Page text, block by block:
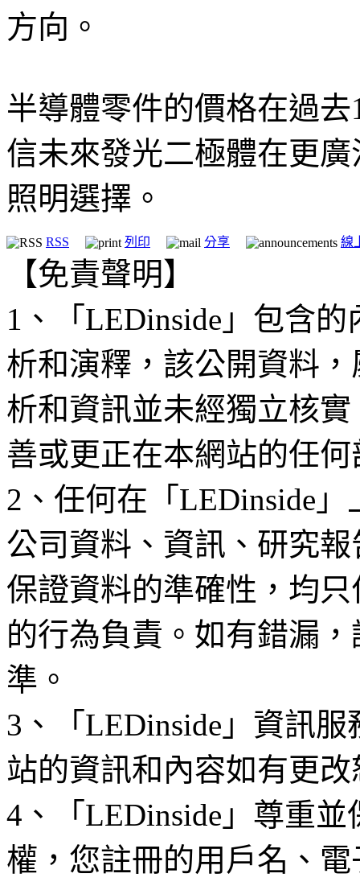
方向。
半導體零件的價格在過
信未來發光二極體在更
照明選擇。
RSS 列印 分享 線
【免責聲明】
1、「LEDinside」包含
析和演釋，該公開資料
析和資訊並未經獨立核
善或更正在本網站的任
2、任何在「LEDinside
公司資料、資訊、研究
保證資料的準確性，均
的行為負責。如有錯漏
準。
3、「LEDinside」資訊
站的資訊和內容如有更
4、「LEDinside」尊重
權，您註冊的用戶名、